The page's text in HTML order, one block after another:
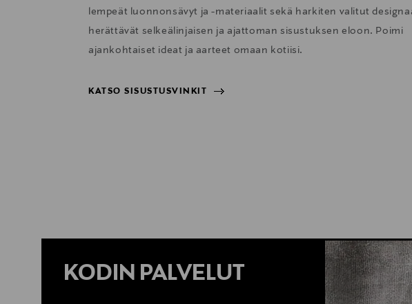
lempeät luonnonsävyt ja -materiaalit sekä harkiten valitut
herättävät selkeälinjaisen ja ajattoman sisustuksen eloon. Poimi
ajankohtaiset ideat ja aarteet omaan kotiisi.
KATSO SISUSTUSVINKIT
KODIN PALVELUT